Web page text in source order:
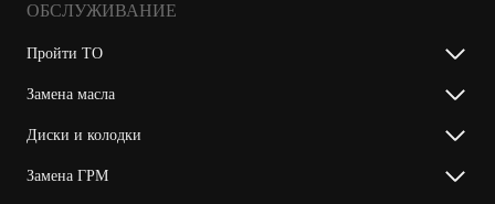
ОБСЛУЖИВАНИЕ
Пройти ТО
Замена масла
Диски и колодки
Замена ГРМ